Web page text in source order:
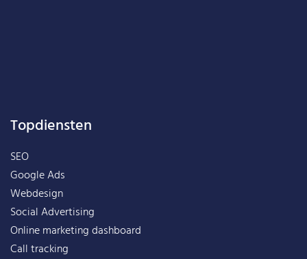
Topdiensten
SEO
Google Ads
Webdesign
Social Advertising
Online marketing dashboard
Call tracking